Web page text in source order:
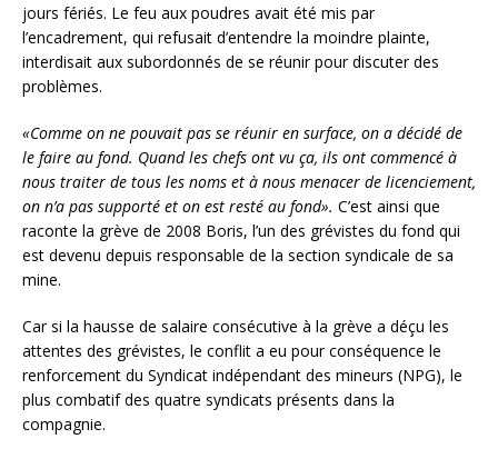
jours fériés. Le feu aux poudres avait été mis par
l’encadrement, qui refusait d’entendre la moindre plainte,
interdisait aux subordonnés de se réunir pour discuter des
problèmes.
«Comme on ne pouvait pas se réunir en surface, on a décidé de
le faire au fond. Quand les chefs ont vu ça, ils ont commencé à
nous traiter de tous les noms et à nous menacer de licenciement,
on n’a pas supporté et on est resté au fond». C’est ainsi que
raconte la grève de 2008 Boris, l’un des grévistes du fond qui
est devenu depuis responsable de la section syndicale de sa
mine.
Car si la hausse de salaire consécutive à la grève a déçu les
attentes des grévistes, le conflit a eu pour conséquence le
renforcement du Syndicat indépendant des mineurs (NPG), le
plus combatif des quatre syndicats présents dans la
compagnie.